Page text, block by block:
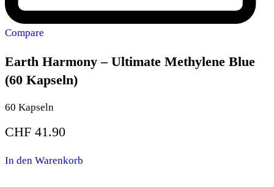
Compare
Earth Harmony – Ultimate Methylene Blue
(60 Kapseln)
60 Kapseln
CHF 41.90
In den Warenkorb